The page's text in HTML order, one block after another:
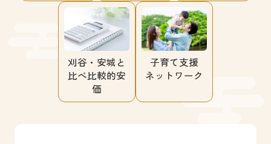
刈谷・安城と
比べ比較的安
価
子育て支援
ネットワーク